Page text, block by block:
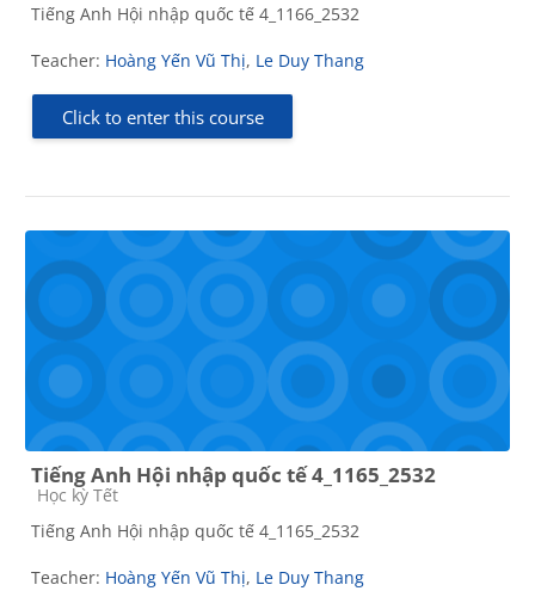
Tiếng Anh Hội nhập quốc tế 4_1166_2532
Teacher: Hoàng Yến Vũ Thị, Le Duy Thang
Click to enter this course
Tiếng Anh Hội nhập quốc tế 4_1165_2532
Course category
Học kỳ Tết
Tiếng Anh Hội nhập quốc tế 4_1165_2532
Teacher: Hoàng Yến Vũ Thị, Le Duy Thang